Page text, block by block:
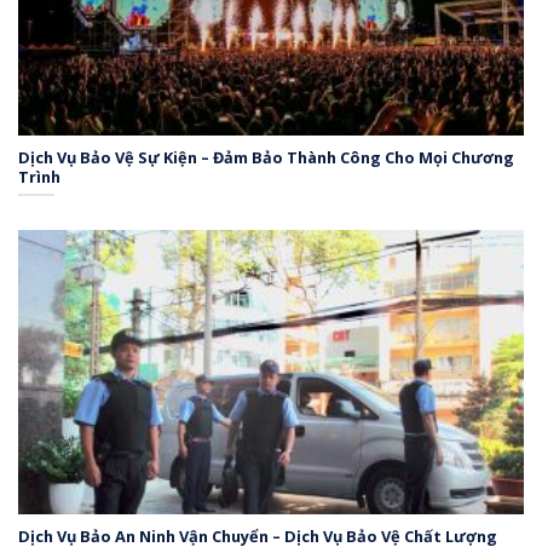
Dịch Vụ Bảo Vệ Sự Kiện – Đảm Bảo Thành Công Cho Mọi Chương
Trình
Dịch Vụ Bảo An Ninh Vận Chuyển – Dịch Vụ Bảo Vệ Chất Lượng